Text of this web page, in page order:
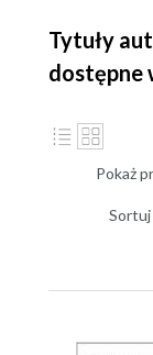
Tytuły
dostępne
Pokaż